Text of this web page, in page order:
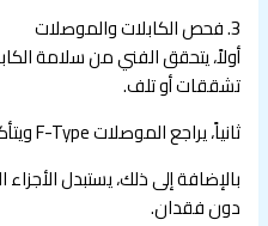
3. فحص الكابلات والموصلات
أولاً، يتحقق الفني من سلامة
تشققات أو تلف.
ثانياً، يراجع الموصلات F-Type ويتأكد من إحكامها وخلوها من الصدأ.
بالإضافة إلى ذلك، يستبدل
دون فقدان.